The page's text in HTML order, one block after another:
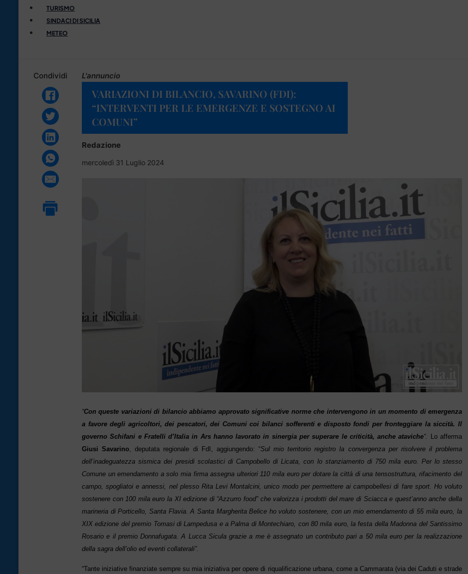
TURISMO
SINDACI DI SICILIA
METEO
Condividi L'annuncio
VARIAZIONI DI BILANCIO, SAVARINO (FDI):
“INTERVENTI PER LE EMERGENZE E SOSTEGNO AI
COMUNI”
Redazione
mercoledì 31 Luglio 2024
“Con queste variazioni di bilancio abbiamo approvato significative norme che intervengono in un momento di emergenza
a favore degli agricoltori, dei pescatori, dei Comuni coi bilanci sofferenti e disposto fondi per fronteggiare la siccità. Il
governo Schifani e Fratelli d’Italia in Ars hanno lavorato in sinergia per superare le criticità, anche ataviche“. Lo afferma
Giusi Savarino , deputata regionale di FdI, aggiungendo: “Sul mio territorio registro la convergenza per risolvere il problema
dell’inadeguatezza sismica dei presidi scolastici di Campobello di Licata, con lo stanziamento di 750 mila euro. Per lo stesso
Comune un emendamento a solo mia firma assegna ulteriori 110 mila euro per dotare la città di una tensostruttura, rifacimento del
campo, spogliatoi e annessi, nel plesso Rita Levi Montalcini, unico modo per permettere ai campobellesi di fare sport. Ho voluto
sostenere con 100 mila euro la XI edizione di “Azzurro food” che valorizza i prodotti del mare di Sciacca e quest’anno anche della
marineria di Porticello, Santa Flavia. A Santa Margherita Belice ho voluto sostenere, con un mio emendamento di 55 mila euro, la
XIX edizione del premio Tomasi di Lampedusa e a Palma di Montechiaro, con 80 mila euro, la festa della Madonna del Santissimo
Rosario e il premio Donnafugata. A Lucca Sicula grazie a me è assegnato un contributo pari a 50 mila euro per la realizzazione
della sagra dell’olio ed eventi collaterali”.
“Tante iniziative finanziate sempre su mia iniziativa per opere di riqualificazione urbana, come a Cammarata (via dei Caduti e strade